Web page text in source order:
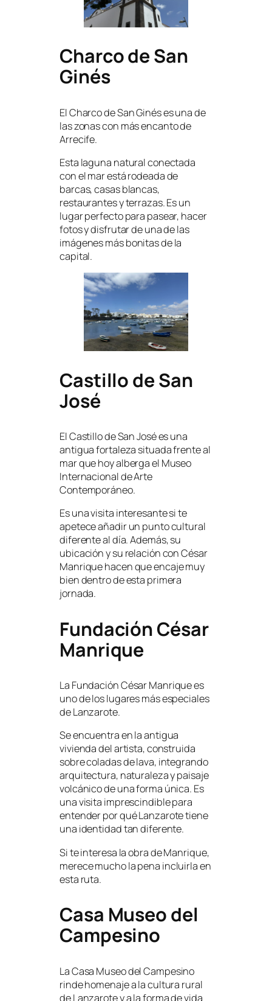
Charco de San
Ginés
El Charco de San Ginés es una de
las zonas con más encanto de
Arrecife.
Esta laguna natural conectada
con el mar está rodeada de
barcas, casas blancas,
restaurantes y terrazas. Es un
lugar perfecto para pasear, hacer
fotos y disfrutar de una de las
imágenes más bonitas de la
capital.
Castillo de San
José
El Castillo de San José es una
antigua fortaleza situada frente al
mar que hoy alberga el Museo
Internacional de Arte
Contemporáneo.
Es una visita interesante si te
apetece añadir un punto cultural
diferente al día. Además, su
ubicación y su relación con César
Manrique hacen que encaje muy
bien dentro de esta primera
jornada.
Fundación César
Manrique
La Fundación César Manrique es
uno de los lugares más especiales
de Lanzarote.
Se encuentra en la antigua
vivienda del artista, construida
sobre coladas de lava, integrando
arquitectura, naturaleza y paisaje
volcánico de una forma única. Es
una visita imprescindible para
entender por qué Lanzarote tiene
una identidad tan diferente.
Si te interesa la obra de Manrique,
merece mucho la pena incluirla en
esta ruta.
Casa Museo del
Campesino
La Casa Museo del Campesino
rinde homenaje a la cultura rural
de Lanzarote y a la forma de vida